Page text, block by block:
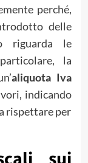
perché,
delle
riguarda le
la
aliquota Iva
indicando
rispettare per